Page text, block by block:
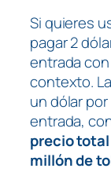
Si quieres
pagar 2
entrada
contexto.
un dólar
entrada,
precio total
millón de